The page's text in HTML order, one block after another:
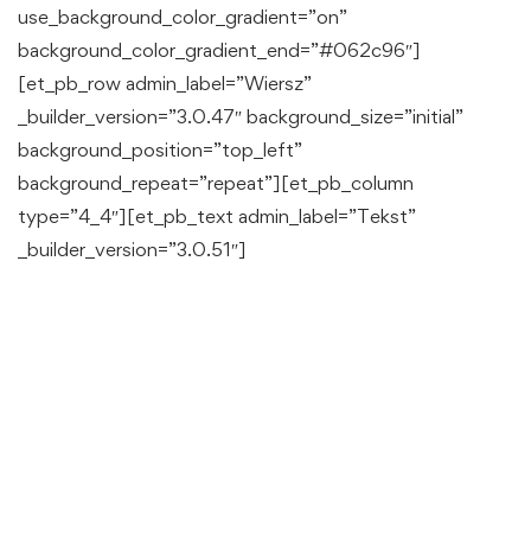
use_background_color_gradient=”on”
background_color_gradient_end=”#062c96″]
[et_pb_row admin_label=”Wiersz”
_builder_version=”3.0.47″ background_size=”initial”
background_position=”top_left”
background_repeat=”repeat”][et_pb_column
type=”4_4″][et_pb_text admin_label=”Tekst”
_builder_version=”3.0.51″]